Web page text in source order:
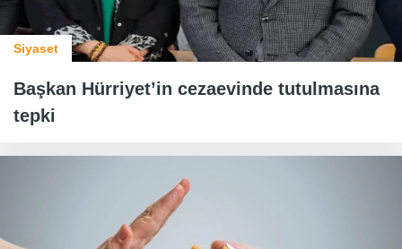
Siyaset
Başkan Hürriyet’in cezaevinde tutulmasına
tepki